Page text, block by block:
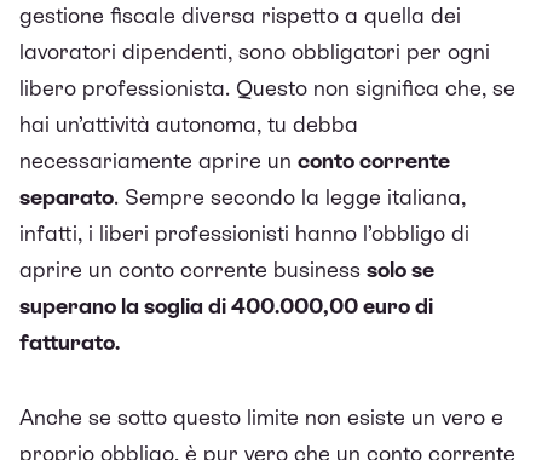
gestione fiscale diversa rispetto a quella dei
lavoratori dipendenti, sono obbligatori per ogni
libero professionista. Questo non significa che, se
hai un’attività autonoma, tu debba
necessariamente aprire un conto corrente
separato. Sempre secondo la legge italiana,
infatti, i liberi professionisti hanno l’obbligo di
aprire un conto corrente business solo se
superano la soglia di 400.000,00 euro di
fatturato.
Anche se sotto questo limite non esiste un vero e
proprio obbligo, è pur vero che un conto corrente